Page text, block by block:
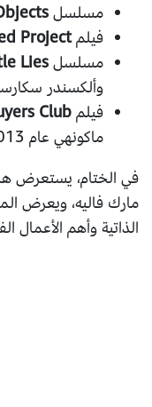
مسلسل
فيلمProject
مسلسلLies
وألكسندر
فيلمClub
ماكونهي عام 2013.
في الختام، يستعرض
مارك فاليه، ويعرض
الذاتية وأهم الأعمال